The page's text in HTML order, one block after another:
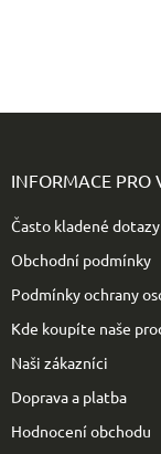
INFORMACE PRO
Často kladené dotazy
Obchodní podmínky
Podmínky ochrany
Kde koupíte naše
Naši zákazníci
Doprava a platba
Hodnocení obchodu